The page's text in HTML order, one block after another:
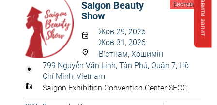
Виставка
Saigon Beauty
Show
Жов 29, 2026
Жов 31, 2026
В'єтнам, Хошимін
799 Nguyễn Văn Linh, Tân Phú, Quận 7, Hồ
Chí Minh, Vietnam
Saigon Exhibition Convention Center SECC